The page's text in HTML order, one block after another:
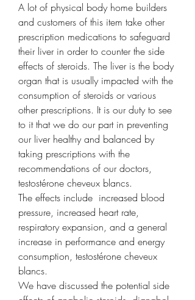
A lot of physical body home builders
and customers of this item take other
prescription medications to safeguard
their liver in order to counter the side
effects of steroids. The liver is the body
organ that is usually impacted with the
consumption of steroids or various
other prescriptions. It is our duty to see
to it that we do our part in preventing
our liver healthy and balanced by
taking prescriptions with the
recommendations of our doctors,
testostérone cheveux blancs.
The effects include  increased blood
pressure, increased heart rate,
respiratory expansion, and a general
increase in performance and energy
consumption, testostérone cheveux
blancs.
We have discussed the potential side